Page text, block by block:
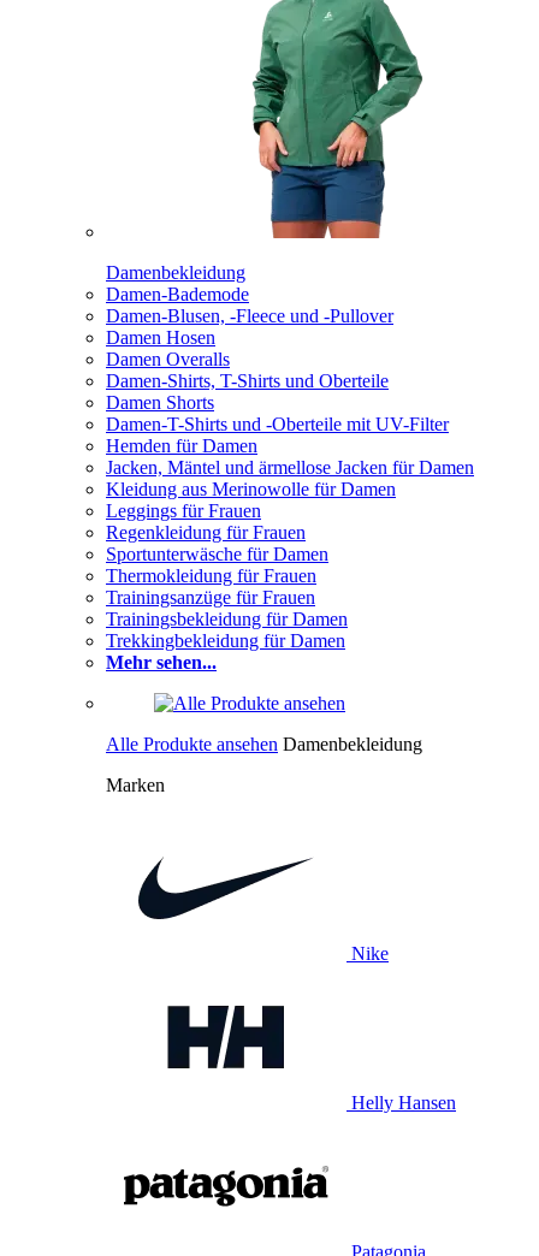
Damenbekleidung
Damen-Bademode
Damen-Blusen, -Fleece und -Pullover
Damen Hosen
Damen Overalls
Damen-Shirts, T-Shirts und Oberteile
Damen Shorts
Damen-T-Shirts und -Oberteile mit UV-Filter
Hemden für Damen
Jacken, Mäntel und ärmellose Jacken für Damen
Kleidung aus Merinowolle für Damen
Leggings für Frauen
Regenkleidung für Frauen
Sportunterwäsche für Damen
Thermokleidung für Frauen
Trainingsanzüge für Frauen
Trainingsbekleidung für Damen
Trekkingbekleidung für Damen
Mehr sehen...
Alle Produkte ansehen Damenbekleidung
Marken
Nike
Helly Hansen
Patagonia